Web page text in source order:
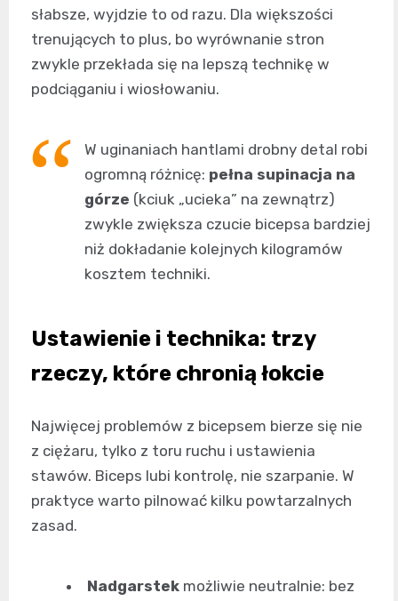
słabsze, wyjdzie to od razu. Dla większości
trenujących to plus, bo wyrównanie stron
zwykle przekłada się na lepszą technikę w
podciąganiu i wiosłowaniu.
W uginaniach hantlami drobny detal robi
ogromną różnicę: pełna supinacja na
górze (kciuk „ucieka” na zewnątrz)
zwykle zwiększa czucie bicepsa bardziej
niż dokładanie kolejnych kilogramów
kosztem techniki.
Ustawienie i technika: trzy
rzeczy, które chronią łokcie
Najwięcej problemów z bicepsem bierze się nie
z ciężaru, tylko z toru ruchu i ustawienia
stawów. Biceps lubi kontrolę, nie szarpanie. W
praktyce warto pilnować kilku powtarzalnych
zasad.
Nadgarstek możliwie neutralnie: bez